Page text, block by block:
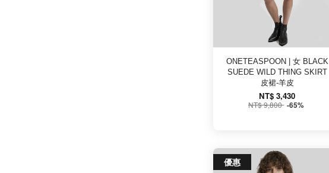
ONETEASPOON | 女 BLACK
SUEDE WILD THING SKIRT
皮裙-羊皮
NT$ 3,430
NT$ 9,800 -65%
優惠